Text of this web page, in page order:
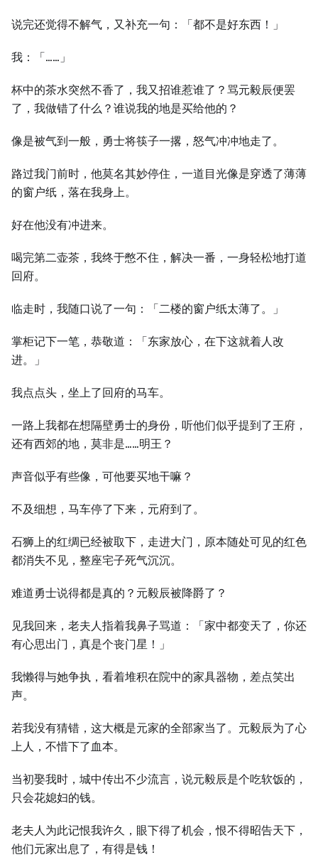
说完还觉得不解气，又补充一句：「都不是好东西！」
我：「……」
杯中的茶水突然不香了，我又招谁惹谁了？骂元毅辰便罢
了，我做错了什么？谁说我的地是买给他的？
像是被气到一般，勇士将筷子一撂，怒气冲冲地走了。
路过我门前时，他莫名其妙停住，一道目光像是穿透了薄薄
的窗户纸，落在我身上。
好在他没有冲进来。
喝完第二壶茶，我终于憋不住，解决一番，一身轻松地打道
回府。
临走时，我随口说了一句：「二楼的窗户纸太薄了。」
掌柜记下一笔，恭敬道：「东家放心，在下这就着人改
进。」
我点点头，坐上了回府的马车。
一路上我都在想隔壁勇士的身份，听他们似乎提到了王府，
还有西郊的地，莫非是……明王？
声音似乎有些像，可他要买地干嘛？
不及细想，马车停了下来，元府到了。
石狮上的红绸已经被取下，走进大门，原本随处可见的红色
都消失不见，整座宅子死气沉沉。
难道勇士说得都是真的？元毅辰被降爵了？
见我回来，老夫人指着我鼻子骂道：「家中都变天了，你还
有心思出门，真是个丧门星！」
我懒得与她争执，看着堆积在院中的家具器物，差点笑出
声。
若我没有猜错，这大概是元家的全部家当了。元毅辰为了心
上人，不惜下了血本。
当初娶我时，城中传出不少流言，说元毅辰是个吃软饭的，
只会花媳妇的钱。
老夫人为此记恨我许久，眼下得了机会，恨不得昭告天下，
他们元家出息了，有得是钱！